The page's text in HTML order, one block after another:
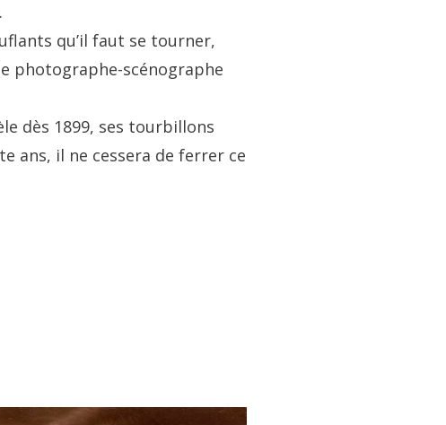
qu’il faut se tourner,
photographe-scénographe
dès 1899, ses tourbillons
ans, il ne cessera de ferrer ce